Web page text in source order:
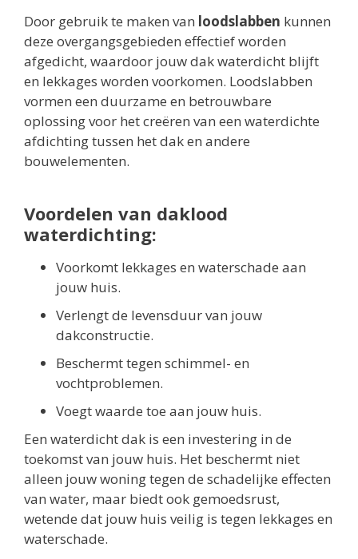
Door gebruik te maken van loodslabben kunnen
deze overgangsgebieden effectief worden
afgedicht, waardoor jouw dak waterdicht blijft
en lekkages worden voorkomen. Loodslabben
vormen een duurzame en betrouwbare
oplossing voor het creëren van een waterdichte
afdichting tussen het dak en andere
bouwelementen.
Voordelen van daklood
waterdichting:
Voorkomt lekkages en waterschade aan
jouw huis.
Verlengt de levensduur van jouw
dakconstructie.
Beschermt tegen schimmel- en
vochtproblemen.
Voegt waarde toe aan jouw huis.
Een waterdicht dak is een investering in de
toekomst van jouw huis. Het beschermt niet
alleen jouw woning tegen de schadelijke effecten
van water, maar biedt ook gemoedsrust,
wetende dat jouw huis veilig is tegen lekkages en
waterschade.